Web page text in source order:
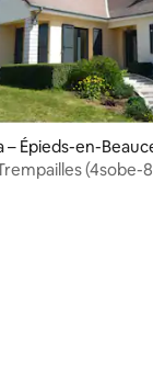
4,93/5, recenzija:
– Épieds-en-
(4sobe-